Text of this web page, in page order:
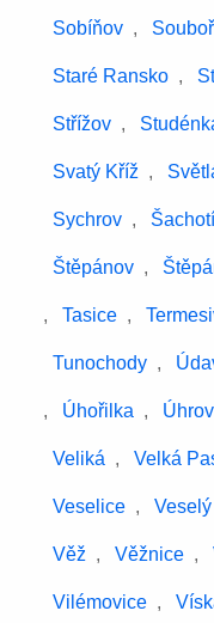
Sobíňov , Souboř
Staré Ransko ,
Střížov ,
Svatý Kříž ,
Sychrov ,
Štěpánov ,
, Tasice ,
Tunochody ,
, Úhořilka , Úhrov
Veliká , Velká
Veselice ,
Věž , Věžnice ,
Vilémovice ,